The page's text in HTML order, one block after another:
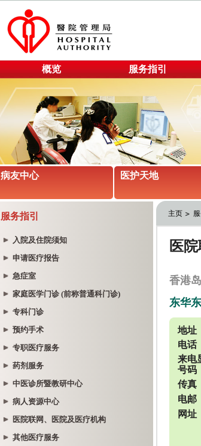
概览 服务指引
病友中心 医护天地
服务指引
入院及住院须知
申请医疗报告
急症室
家庭医学门诊 (前称普通科门诊)
专科门诊
预约手术
专职医疗服务
药剂服务
中医诊所暨教研中心
病人资源中心
医院联网、医院及医疗机构
其他医疗服务
主页